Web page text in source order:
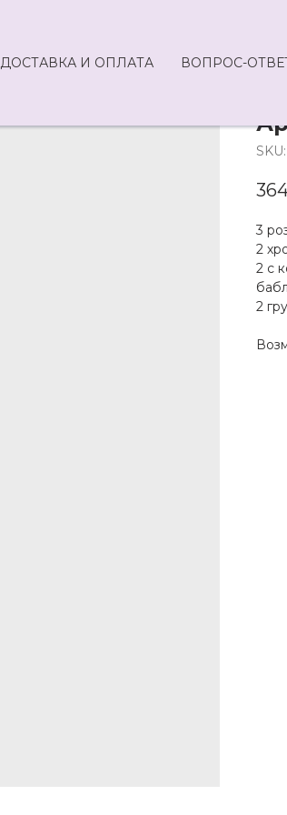
ДОСТАВКА И ОПЛАТА ВОПРОС-
SKU:
3
2
2 с
2